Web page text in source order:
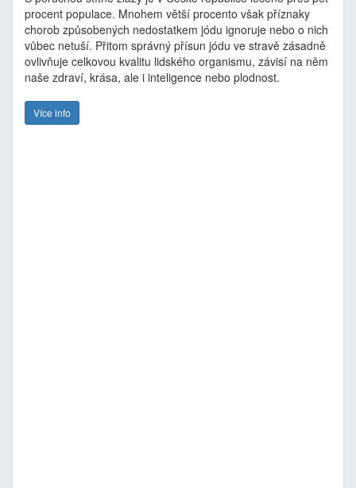
procent populace. Mnohem větší procento však příznaky
chorob způsobených nedostatkem jódu ignoruje nebo o nich
vůbec netuší. Přitom správný přísun jódu ve stravě zásadně
ovlivňuje celkovou kvalitu lidského organismu, závisí na něm
naše zdraví, krása, ale i inteligence nebo plodnost.
Více info